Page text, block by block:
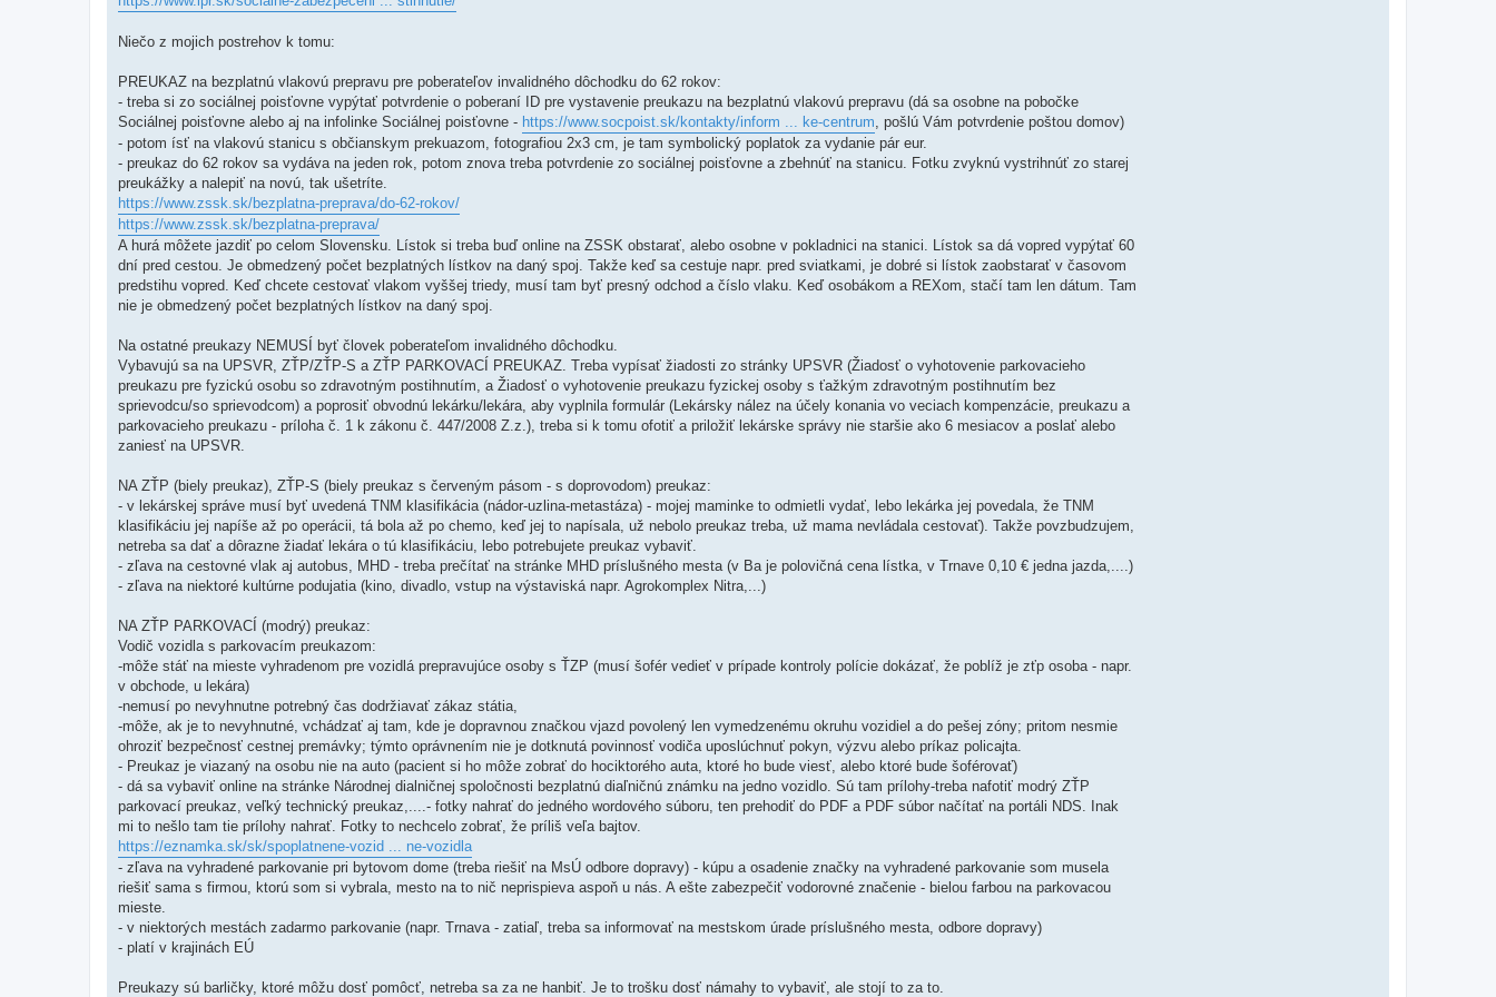
Niečo z mojich postrehov k tomu:
PREUKAZ na bezplatnú vlakovú prepravu pre poberateľov invalidného dôchodku do 62 rokov:
- treba si zo sociálnej poisťovne vypýtať potvrdenie o poberaní ID pre vystavenie preukazu na bezplatnú vlakovú prepravu (dá sa osobne na pobočke
Sociálnej poisťovne alebo aj na infolinke Sociálnej poisťovne - https://www.socpoist.sk/kontakty/inform ... ke-centrum, pošlú Vám potvrdenie poštou domov)
- potom ísť na vlakovú stanicu s občianskym prekuazom, fotografiou 2x3 cm, je tam symbolický poplatok za vydanie pár eur.
- preukaz do 62 rokov sa vydáva na jeden rok, potom znova treba potvrdenie zo sociálnej poisťovne a zbehnúť na stanicu. Fotku zvyknú vystrihnúť zo starej
preukážky a nalepiť na novú, tak ušetríte.
https://www.zssk.sk/bezplatna-preprava/do-62-rokov/
https://www.zssk.sk/bezplatna-preprava/
A hurá môžete jazdiť po celom Slovensku. Lístok si treba buď online na ZSSK obstarať, alebo osobne v pokladnici na stanici. Lístok sa dá vopred vypýtať 60
dní pred cestou. Je obmedzený počet bezplatných lístkov na daný spoj. Takže keď sa cestuje napr. pred sviatkami, je dobré si lístok zaobstarať v časovom
predstihu vopred. Keď chcete cestovať vlakom vyššej triedy, musí tam byť presný odchod a číslo vlaku. Keď osobákom a REXom, stačí tam len dátum. Tam
nie je obmedzený počet bezplatných lístkov na daný spoj.
Na ostatné preukazy NEMUSÍ byť človek poberateľom invalidného dôchodku.
Vybavujú sa na UPSVR, ZŤP/ZŤP-S a ZŤP PARKOVACÍ PREUKAZ. Treba vypísať žiadosti zo stránky UPSVR (Žiadosť o vyhotovenie parkovacieho
preukazu pre fyzickú osobu so zdravotným postihnutím, a Žiadosť o vyhotovenie preukazu fyzickej osoby s ťažkým zdravotným postihnutím bez
sprievodcu/so sprievodcom) a poprosiť obvodnú lekárku/lekára, aby vyplnila formulár (Lekársky nález na účely konania vo veciach kompenzácie, preukazu a
parkovacieho preukazu - príloha č. 1 k zákonu č. 447/2008 Z.z.), treba si k tomu ofotiť a priložiť lekárske správy nie staršie ako 6 mesiacov a poslať alebo
zaniesť na UPSVR.
NA ZŤP (biely preukaz), ZŤP-S (biely preukaz s červeným pásom - s doprovodom) preukaz:
- v lekárskej správe musí byť uvedená TNM klasifikácia (nádor-uzlina-metastáza) - mojej maminke to odmietli vydať, lebo lekárka jej povedala, že TNM
klasifikáciu jej napíše až po operácii, tá bola až po chemo, keď jej to napísala, už nebolo preukaz treba, už mama nevládala cestovať). Takže povzbudzujem,
netreba sa dať a dôrazne žiadať lekára o tú klasifikáciu, lebo potrebujete preukaz vybaviť.
- zľava na cestovné vlak aj autobus, MHD - treba prečítať na stránke MHD príslušného mesta (v Ba je polovičná cena lístka, v Trnave 0,10 € jedna jazda,....)
- zľava na niektoré kultúrne podujatia (kino, divadlo, vstup na výstaviská napr. Agrokomplex Nitra,...)
NA ZŤP PARKOVACÍ (modrý) preukaz:
Vodič vozidla s parkovacím preukazom:
-môže stáť na mieste vyhradenom pre vozidlá prepravujúce osoby s ŤZP (musí šofér vedieť v prípade kontroly polície dokázať, že poblíž je zťp osoba - napr.
v obchode, u lekára)
-nemusí po nevyhnutne potrebný čas dodržiavať zákaz státia,
-môže, ak je to nevyhnutné, vchádzať aj tam, kde je dopravnou značkou vjazd povolený len vymedzenému okruhu vozidiel a do pešej zóny; pritom nesmie
ohroziť bezpečnosť cestnej premávky; týmto oprávnením nie je dotknutá povinnosť vodiča uposlúchnuť pokyn, výzvu alebo príkaz policajta.
- Preukaz je viazaný na osobu nie na auto (pacient si ho môže zobrať do hociktorého auta, ktoré ho bude viesť, alebo ktoré bude šoférovať)
- dá sa vybaviť online na stránke Národnej dialničnej spoločnosti bezplatnú diaľničnú známku na jedno vozidlo. Sú tam prílohy-treba nafotiť modrý ZŤP
parkovací preukaz, veľký technický preukaz,....- fotky nahrať do jedného wordového súboru, ten prehodiť do PDF a PDF súbor načítať na portáli NDS. Inak
mi to nešlo tam tie prílohy nahrať. Fotky to nechcelo zobrať, že príliš veľa bajtov.
https://eznamka.sk/sk/spoplatnene-vozid ... ne-vozidla
- zľava na vyhradené parkovanie pri bytovom dome (treba riešiť na MsÚ odbore dopravy) - kúpu a osadenie značky na vyhradené parkovanie som musela
riešiť sama s firmou, ktorú som si vybrala, mesto na to nič neprispieva aspoň u nás. A ešte zabezpečiť vodorovné značenie - bielou farbou na parkovacou
mieste.
- v niektorých mestách zadarmo parkovanie (napr. Trnava - zatiaľ, treba sa informovať na mestskom úrade príslušného mesta, odbore dopravy)
- platí v krajinách EÚ
Preukazy sú barličky, ktoré môžu dosť pomôcť, netreba sa za ne hanbiť. Je to trošku dosť námahy to vybaviť, ale stojí to za to.